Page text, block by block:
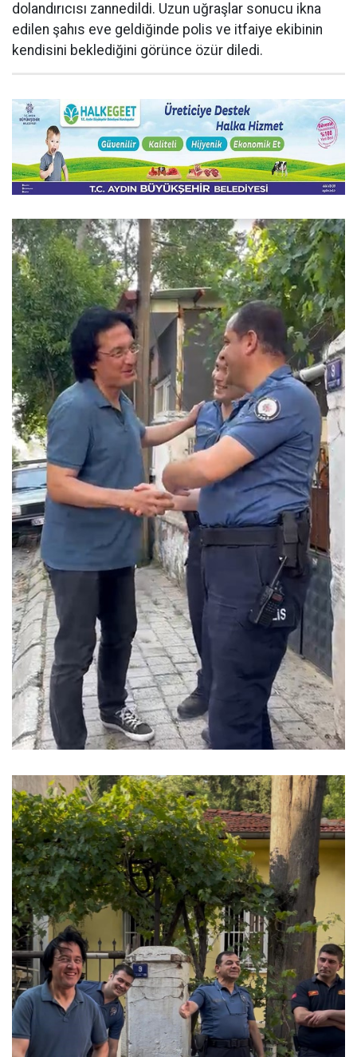
dolandırıcısı zannedildi. Uzun uğraşlar sonucu ikna
edilen şahıs eve geldiğinde polis ve itfaiye ekibinin
kendisini beklediğini görünce özür diledi.